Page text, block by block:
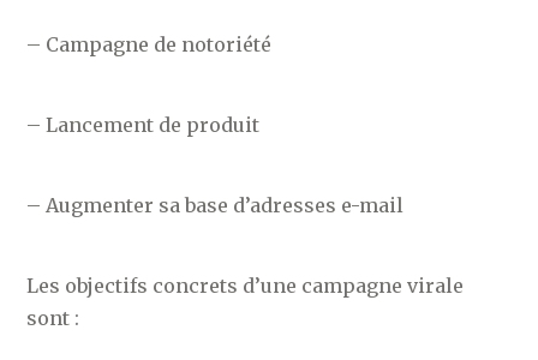
– Campagne de notoriété
– Lancement de produit
– Augmenter sa base d’adresses e-mail
Les objectifs concrets d’une campagne virale
sont :